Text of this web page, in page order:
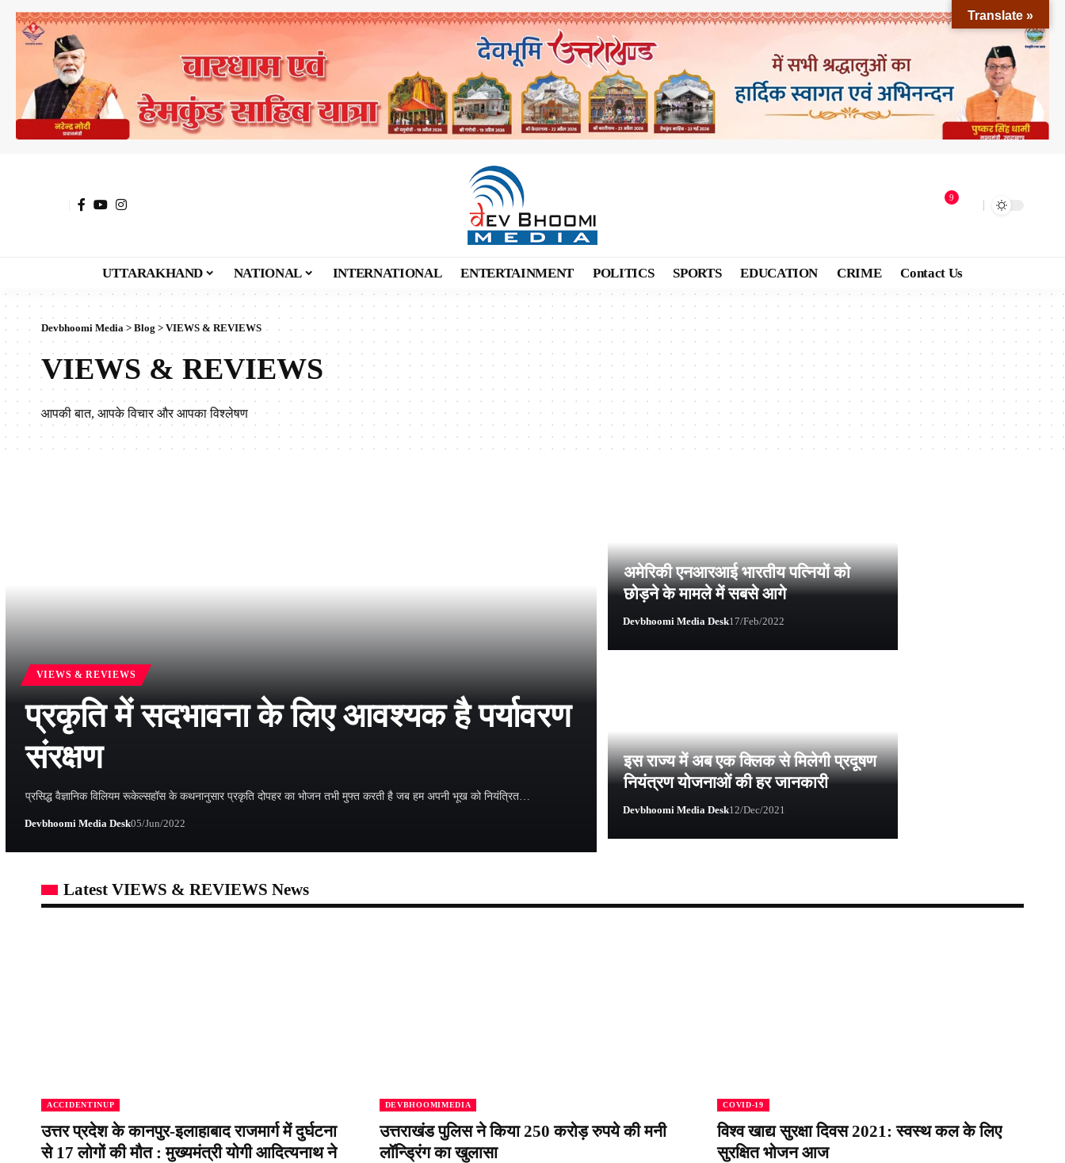
9
UTTARAKHAND NATIONAL INTERNATIONAL ENTERTAINMENT POLITICS SPORTS EDUCATION CRIME Contact Us
Devbhoomi Media> Blog > VIEWS & REVIEWS
VIEWS & REVIEWS
आपकी बात, आपके विचार और आपका विश्लेषण
VIEWS & REVIEWS
प्रकृति में सदभावना के लिए आवश्यक है पर्यावरण
संरक्षण
प्रसिद्ध वैज्ञानिक विलियम रूकेल्सहॉस के कथनानुसार प्रकृति दोपहर का भोजन तभी मुफ्त करती है जब हम अपनी भूख को नियंत्रित…
Devbhoomi Media Desk05/Jun/2022
अमेरिकी एनआरआई भारतीय पत्नियों को
छोड़ने के मामले में सबसे आगे
Devbhoomi Media Desk17/Feb/2022
इस राज्य में अब एक क्लिक से मिलेगी प्रदूषण
नियंत्रण योजनाओं की हर जानकारी
Devbhoomi Media Desk12/Dec/2021
Latest VIEWS & REVIEWS News
ACCIDENTINUP
उत्तर प्रदेश के कानपुर-इलाहाबाद राजमार्ग में दुर्घटना
से 17 लोगों की मौत : मुख्यमंत्री योगी आदित्यनाथ ने
DEVBHOOMIMEDIA
उत्तराखंड पुलिस ने किया 250 करोड़ रुपये की मनी
लॉन्ड्रिंग का खुलासा
COVID-19
विश्व खाद्य सुरक्षा दिवस 2021: स्वस्थ कल के लिए
सुरक्षित भोजन आज
Translate »